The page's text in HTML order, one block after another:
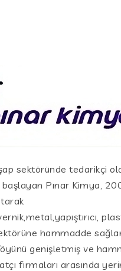
sektöründe tedarikçi
Pınar Kimya,
hammadde
genişletmiş ve
firmaları arasında